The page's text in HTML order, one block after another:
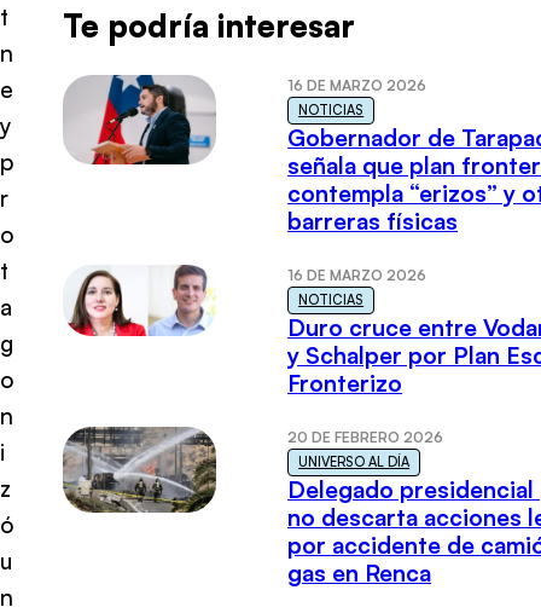
t
n
e
y
p
r
o
t
a
g
o
n
i
z
ó
u
n
Te podría interesar
16 DE MARZO 2026
NOTICIAS
Gobernador de
señala que plan
contempla “erizos” y
barreras físicas
16 DE MARZO 2026
NOTICIAS
Duro cruce entre
y Schalper por Plan
Fronterizo
20 DE FEBRERO 2026
UNIVERSO AL DÍA
Delegado presidencial
no descarta acciones
por accidente de
gas en Renca